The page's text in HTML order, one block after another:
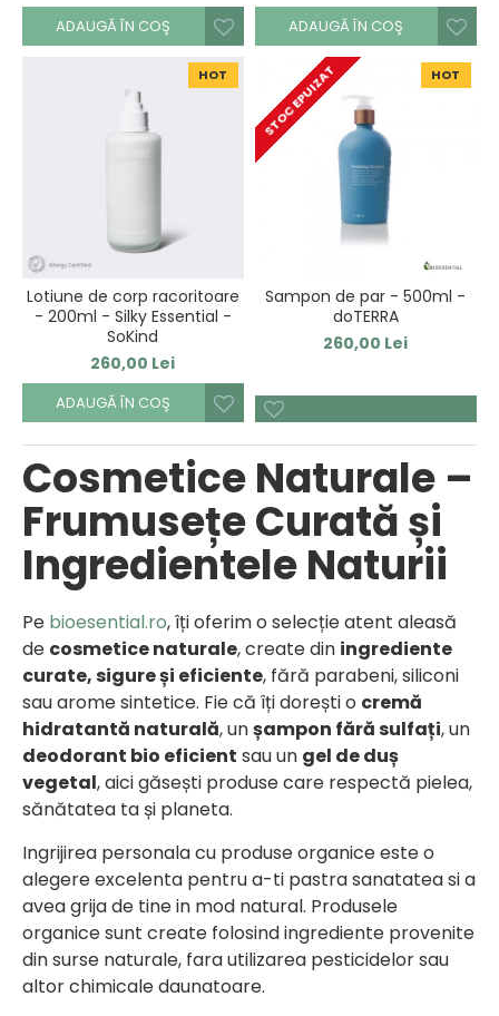
ADAUGĂ ÎN COŞ ADAUGĂ ÎN COŞ
HOT
Lotiune de corp racoritoare
- 200ml - Silky Essential -
SoKind
260,00 Lei
ADAUGĂ ÎN COŞ
HOT
STOC EPUIZAT
Sampon de par - 500ml -
doTERRA
260,00 Lei
Cosmetice Naturale –
Frumusețe Curată și
Ingredientele Naturii
Pe bioesential.ro, îți oferim o selecție atent aleasă
de cosmetice naturale, create din ingrediente
curate, sigure și eficiente, fără parabeni, siliconi
sau arome sintetice. Fie că îți dorești o cremă
hidratantă naturală, unșampon fără sulfați, un
deodorant bio eficient sau un gel de duș
vegetal, aici găsești produse care respectă pielea,
sănătatea ta și planeta.
Ingrijirea personala cu produse organice este o
alegere excelenta pentru a-ti pastra sanatatea si a
avea grija de tine in mod natural. Produsele
organice sunt create folosind ingrediente provenite
din surse naturale, fara utilizarea pesticidelor sau
altor chimicale daunatoare.